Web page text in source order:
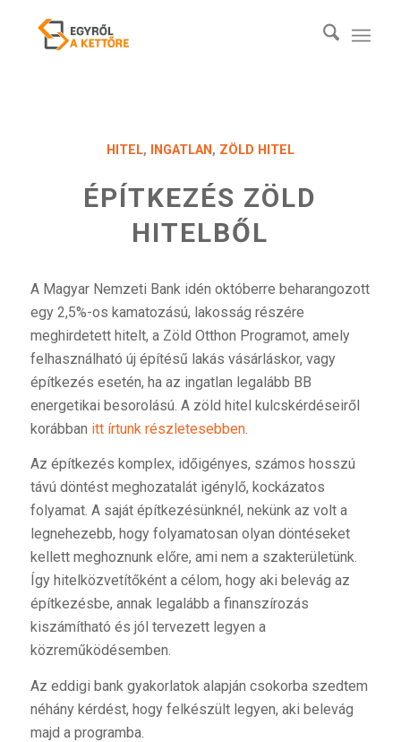
HITEL, INGATLAN , ZÖLD HITEL
ÉPÍTKEZÉS ZÖLD
HITELBŐL
A Magyar Nemzeti Bank idén októberre beharangozott
egy 2,5%-os kamatozású, lakosság részére
meghirdetett hitelt, a Zöld Otthon Programot, amely
felhasználható új építésű lakás vásárláskor, vagy
építkezés esetén, ha az ingatlan legalább BB
energetikai besorolású. A zöld hitel kulcskérdéseiről
korábban itt írtunk részletesebben.
Az építkezés komplex, időigényes, számos hosszú
távú döntést meghozatalát igénylő, kockázatos
folyamat. A saját építkezésünknél, nekünk az volt a
legnehezebb, hogy folyamatosan olyan döntéseket
kellett meghoznunk előre, ami nem a szakterületünk.
Így hitelközvetítőként a célom, hogy aki belevág az
építkezésbe, annak legalább a finanszírozás
kiszámítható és jól tervezett legyen a
közreműködésemben.
Az eddigi bank gyakorlatok alapján csokorba szedtem
néhány kérdést, hogy felkészült legyen, aki belevág
majd a programba.